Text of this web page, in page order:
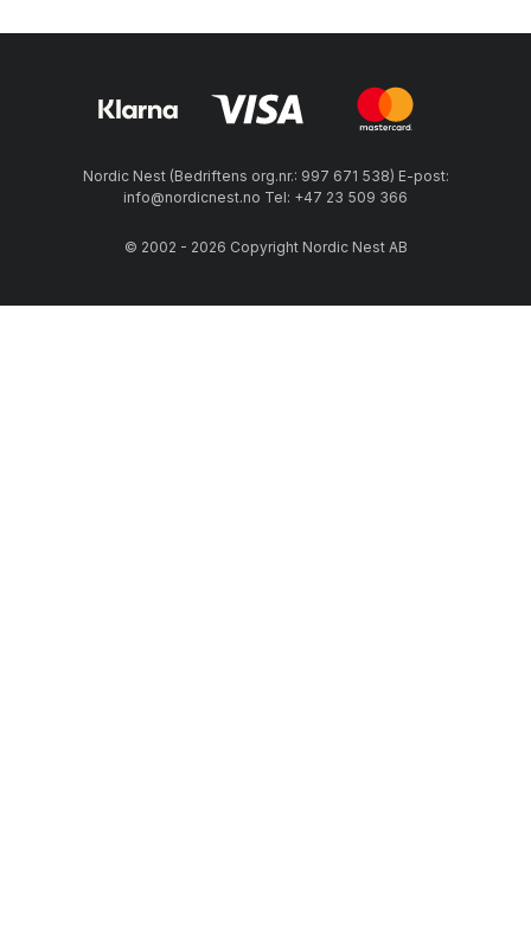
Nordic Nest (Bedriftens org.nr.: 997 671 538) E-post:
info@nordicnest.no Tel: +47 23 509 366
© 2002 - 2026 Copyright Nordic Nest AB